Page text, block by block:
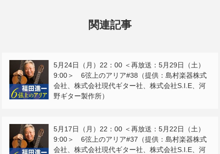
関連記事
5月24日（月）22：00 ＜再放送：5月29日（土）
9:00＞ 6弦上のアリア#38（提供：島村楽器株式
会社、株式会社現代ギター社、株式会社S.I.E、河
野ギター製作所）
5月17日（月）22：00 ＜再放送：5月22日（土）
9:00＞ 6弦上のアリア#37（提供：島村楽器株式
会社、株式会社現代ギター社、株式会社S.I.E、河